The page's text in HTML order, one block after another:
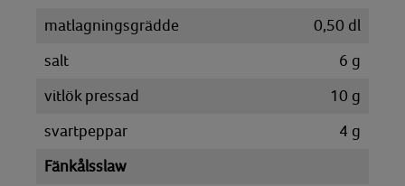
matlagningsgrädde
0,50 dl
salt
6 g
vitlök pressad
10 g
svartpeppar
4 g
Fänkålsslaw